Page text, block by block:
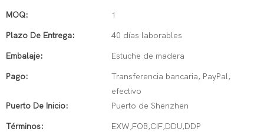
MOQ: 1
Plazo De Entrega: 40 días laborables
Embalaje: Estuche de madera
Pago:
Transferencia bancaria, PayPal,
efectivo
Puerto De Inicio:
Puerto de Shenzhen
Términos: EXW,FOB,CIF,DDU,DDP